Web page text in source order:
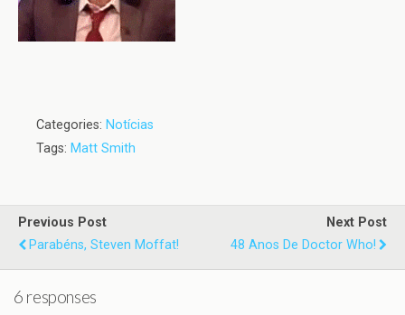
Categories: Notícias
Tags: Matt Smith
Previous Post
Parabéns, Steven Moffat!
Next Post
48 Anos De Doctor Who!
6 responses